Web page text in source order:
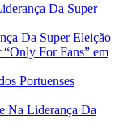
Da Super
Da Super Eleição
For Fans” em
Portuenses
Na Liderança Da